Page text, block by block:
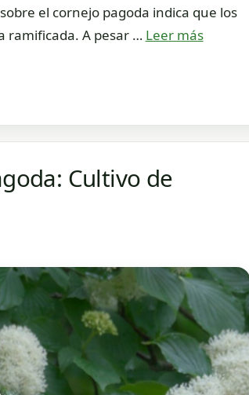
el cornejo pagoda indica que los
ramificada. A pesar … Leer más
Cultivo de